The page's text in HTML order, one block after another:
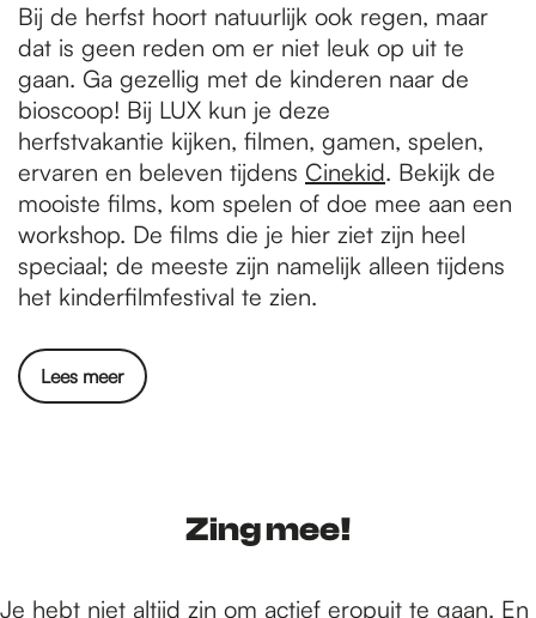
Bij de herfst hoort natuurlijk ook regen, maar
dat is geen reden om er niet leuk op uit te
gaan. Ga gezellig met de kinderen naar de
bioscoop! Bij LUX kun je deze
herfstvakantie kijken, filmen, gamen, spelen,
ervaren en beleven tijdens Cinekid. Bekijk de
mooiste films, kom spelen of doe mee aan een
workshop. De films die je hier ziet zijn heel
speciaal; de meeste zijn namelijk alleen tijdens
het kinderfilmfestival te zien.
Lees meer
Zing mee!
Je hebt niet altijd zin om actief eropuit te gaan. En